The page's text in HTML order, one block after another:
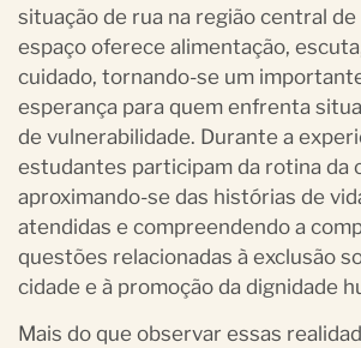
situação de rua na região central de
espaço oferece alimentação,
cuidado, tornando-se um
esperança para quem enfrenta
de vulnerabilidade. Durante a
estudantes participam da rotina da
aproximando-se das histórias de
atendidas e compreendendo a
questões relacionadas à exclusão
cidade e à promoção da dignidade
Mais do que observar essas